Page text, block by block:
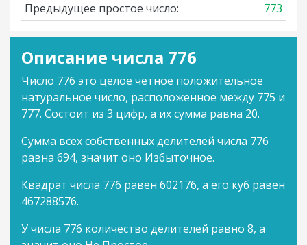
Предыдущее простое число:
773
Описание числа 776
Число 776 это целое четное положительное
натуральное число, расположенное между 775 и
777. Состоит из 3 цифр, а их сумма равна 20.
Сумма всех собственных делителей числа 776
равна 694, значит оно Избыточное.
Квадрат числа 776 равен 602176, а его куб равен
467288576.
У числа 776 количество делителей равно 8, а